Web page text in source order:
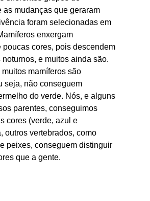
as mudanças que geraram
foram selecionadas em
enxergam
poucas cores, pois descendem
e muitos ainda são.
muitos mamíferos são
seja, não conseguem
do verde. Nós, e alguns
parentes, conseguimos
cores (verde, azul e
outros vertebrados, como
peixes, conseguem distinguir
que a gente.